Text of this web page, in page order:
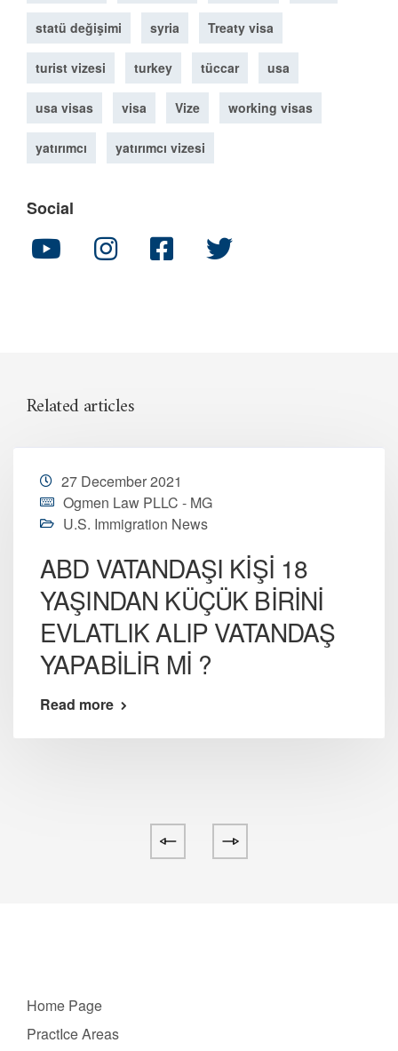
statü değişimi syria Treaty visa
turist vizesi turkey tüccar usa
usa visas visa Vize working visas
yatırımcı yatırımcı vizesi
Social
Related articles
27 December 2021
Ogmen Law PLLC - MG
U.S. Immigration News
ABD VATANDAŞI KİŞİ 18
YAŞINDAN KÜÇÜK BİRİNİ
EVLATLIK ALIP VATANDAŞ
YAPABİLİR Mİ ?
Read more
Home Page
PractIce Areas